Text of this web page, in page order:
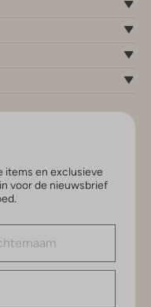
items en exclusieve
voor de nieuwsbrief